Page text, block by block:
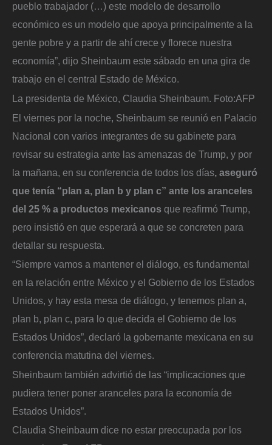
pueblo trabajador (…) este modelo de desarrollo
económico es un modelo que apoya principalmente a la
gente pobre y a partir de ahí crece y florece nuestra
economía”, dijo Sheinbaum este sábado en una gira de
trabajo en el central Estado de México.
La presidenta de México, Claudia Sheinbaum. Foto:AFP
El viernes por la noche, Sheinbaum se reunió en Palacio
Nacional con varios integrantes de su gabinete para
revisar su estrategia ante las amenazas de Trump, y por
la mañana, en su conferencia de todos los días , aseguró
que tenía “plan a, plan b y plan c” ante los aranceles
del 25 % a productos mexicanos que reafirmó Trump,
pero insistió en que esperará a que se concreten para
detallar su respuesta.
“Siempre vamos a mantener el diálogo, es fundamental
en la relación entre México y el Gobierno de los Estados
Unidos, y hay esta mesa de diálogo, y tenemos plan a,
plan b, plan c, para lo que decida el Gobierno de los
Estados Unidos”, declaró la gobernante mexicana en su
conferencia matutina del viernes.
Sheinbaum también advirtió de las “implicaciones que
pudiera tener poner aranceles para la economía de
Estados Unidos”.
Claudia Sheinbaum dice no estar preocupada por los